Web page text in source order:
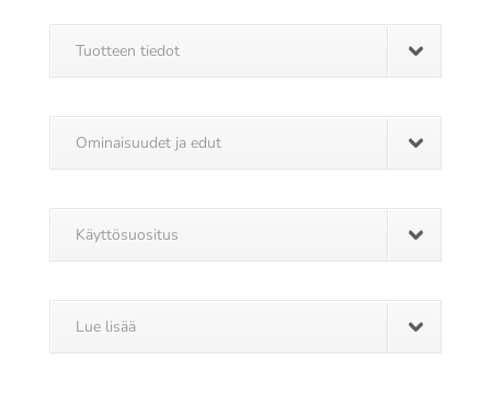
Tuotteen tiedot
Ominaisuudet ja edut
Käyttösuositus
Lue lisää